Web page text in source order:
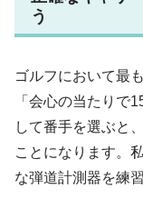
う
ゴルフにおいて最
「会心の当たりで
して番手を選ぶと
ことになります。
な弾道計測器を練